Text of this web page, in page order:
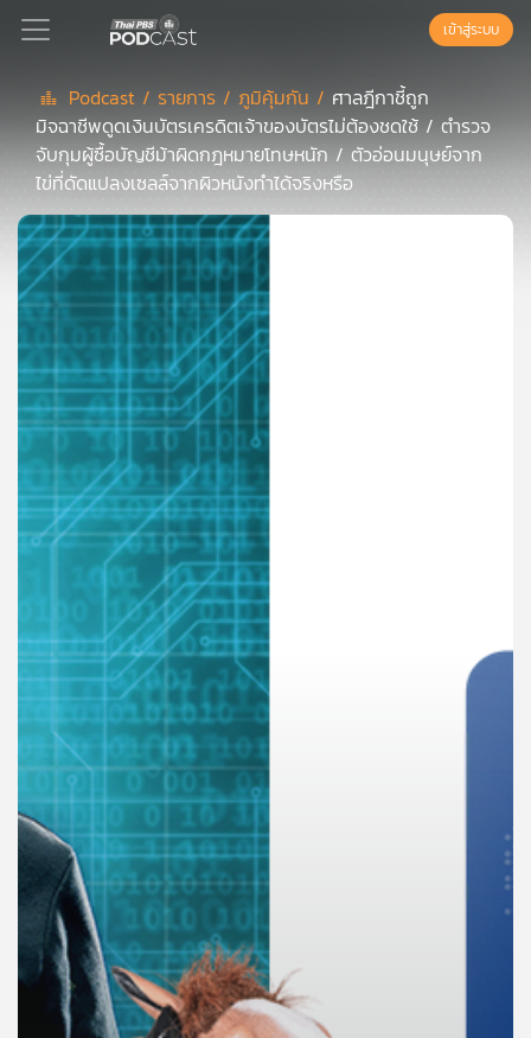
Podcast
เพล
ย์
ลิ
สต์
แนะนำ
เพล
ย์
ลิ
สต์
ของ
คุณ
เพลง
บทความ
ข่าว
และ
กิจกรรม
เกี่ยว
กับ
เข้าสู่ระบบ
Podcast / รายการ /ภูมิคุ้มกัน / ศาลฎีกาชี้ถูก
มิจฉาชีพดูดเงินบัตรเครดิตเจ้าของบัตรไม่ต้องชดใช้ / ตำรวจ
จับกุมผู้ซื้อบัญชีม้าผิดกฎหมายโทษหนัก / ตัวอ่อนมนุษย์จาก
ไข่ที่ดัดแปลงเซลล์จากผิวหนังทำได้จริงหรือ